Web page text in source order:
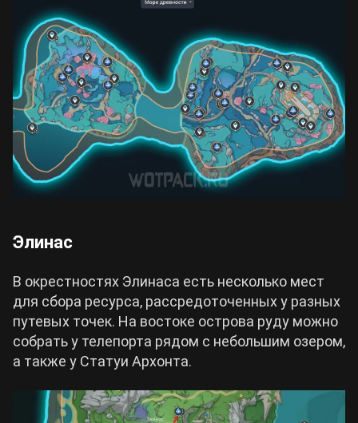
Элинас
В окрестностях Элинаса есть несколько мест
для сбора ресурса, рассредоточенных у разных
путевых точек. На востоке острова руду можно
собрать у телепорта рядом с небольшим озером,
а также у Статуи Архонта.